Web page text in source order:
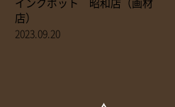
想い
歴史
カタログ請求
店）
2023.09.20